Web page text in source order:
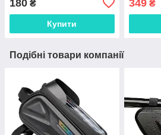
180 ₴
Купити
349₴
Подібні товари компанії